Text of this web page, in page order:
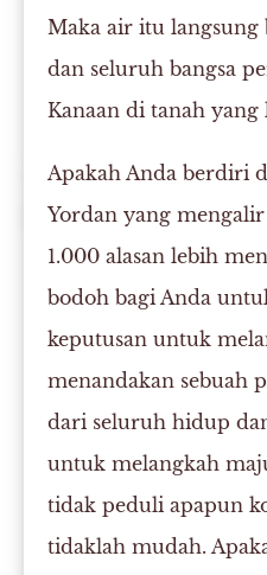
Maka air itu
dan seluruh bangsa
Kanaan di tanah yang
Apakah Anda berdiri
Yordan yang mengalir
1.000 alasan lebih
bodoh bagi Anda
keputusan untuk
menandakan sebuah
dari seluruh hidup
untuk melangkah
tidak peduli apapun
tidaklah mudah.